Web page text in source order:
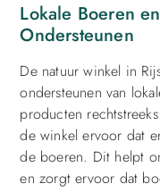
Lokale Boeren
Ondersteunen
De natuur winkel in
ondersteunen van
producten
de winkel ervoor dat
de boeren. Dit helpt
en zorgt ervoor dat